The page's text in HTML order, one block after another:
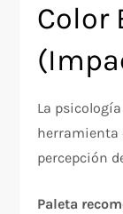
Color
La
herramienta
percepción
Paleta